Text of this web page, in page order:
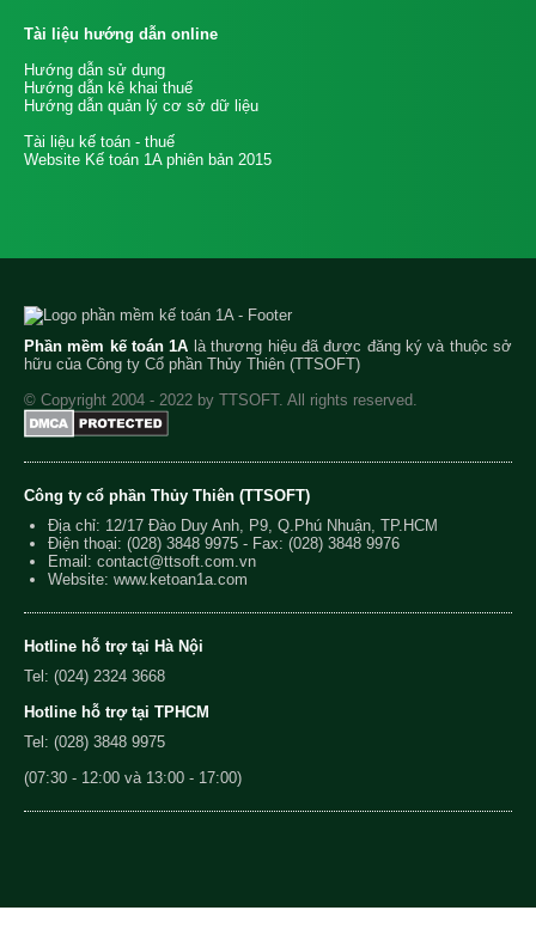
Tài liệu hướng dẫn online
Hướng dẫn sử dụng
Hướng dẫn kê khai thuế
Hướng dẫn quản lý cơ sở dữ liệu
Tài liệu kế toán - thuế
Website Kế toán 1A phiên bản 2015
Phần mềm kế toán 1A là thương hiệu đã được đăng ký và thuộc sở
hữu của Công ty Cổ phần Thủy Thiên (TTSOFT)
© Copyright 2004 - 2022 by TTSOFT. All rights reserved.
Công ty cổ phần Thủy Thiên (TTSOFT)
Địa chỉ: 12/17 Đào Duy Anh, P9, Q.Phú Nhuận, TP.HCM
Điện thoại: (028) 3848 9975 - Fax: (028) 3848 9976
Email: contact@ttsoft.com.vn
Website: www.ketoan1a.com
Hotline hỗ trợ tại Hà Nội
Tel: (024) 2324 3668
Hotline hỗ trợ tại TPHCM
Tel: (028) 3848 9975
(07:30 - 12:00 và 13:00 - 17:00)